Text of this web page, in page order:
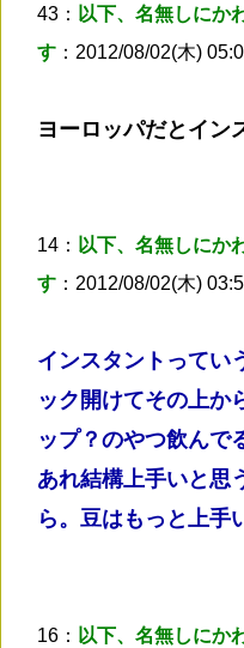
43： 以下、名無しにか
す ：2012/08/02(木)
ヨーロッパだとイン
14： 以下、名無しにか
す ：2012/08/02(木)
インスタントってい
ック開けてその上か
ップ？のやつ飲んで
あれ結構上手いと思
ら。豆はもっと上手
16： 以下、名無しにか